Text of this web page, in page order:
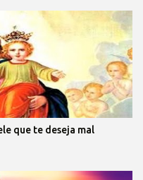
que te deseja mal